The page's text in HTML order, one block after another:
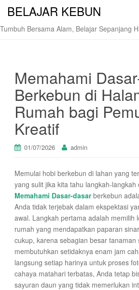
BELAJAR KEBUN
Tumbuh Bersama Alam, Belajar Sepanjang
Memahami
Berkebun di
Rumah bagi
Kreatif
01/07/2026 admin
Memulai hobi berkebun di lahan yang
yang sulit jika kita tahu langkah-langkah
Memahami Dasar-dasarberkebun
Anda tidak terjebak dalam ekspektasi
awal. Langkah pertama adalah memilih
rumah yang mendapatkan paparan
cukup, karena sebagian besar tanaman
membutuhkan setidaknya enam jam
langsung setiap harinya untuk proses
cahaya matahari terbatas, Anda tetap
sayuran daun yang tidak memerlukan